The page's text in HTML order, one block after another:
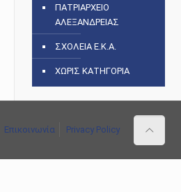
ΠΑΤΡΙΑΡΧΕΙΟ
ΑΛΕΞΑΝΔΡΕΙΑΣ
ΣΧΟΛΕΙΑ Ε.Κ.Α.
ΧΩΡΙΣ ΚΑΤΗΓΟΡΙΑ
Επικοινωνία Privacy Policy